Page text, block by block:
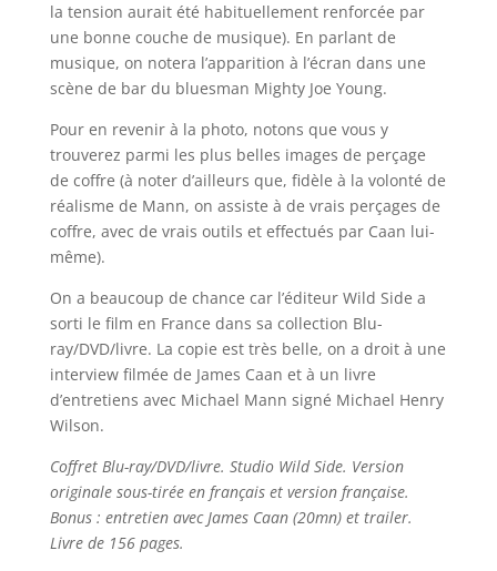
la tension aurait été habituellement renforcée par
une bonne couche de musique). En parlant de
musique, on notera l’apparition à l’écran dans une
scène de bar du bluesman Mighty Joe Young.
Pour en revenir à la photo, notons que vous y
trouverez parmi les plus belles images de perçage
de coffre (à noter d’ailleurs que, fidèle à la volonté de
réalisme de Mann, on assiste à de vrais perçages de
coffre, avec de vrais outils et effectués par Caan lui-
même).
On a beaucoup de chance car l’éditeur Wild Side a
sorti le film en France dans sa collection Blu-
ray/DVD/livre. La copie est très belle, on a droit à une
interview filmée de James Caan et à un livre
d’entretiens avec Michael Mann signé Michael Henry
Wilson.
Coffret Blu-ray/DVD/livre. Studio Wild Side. Version
originale sous-tirée en français et version française.
Bonus : entretien avec James Caan (20mn) et trailer.
Livre de 156 pages.